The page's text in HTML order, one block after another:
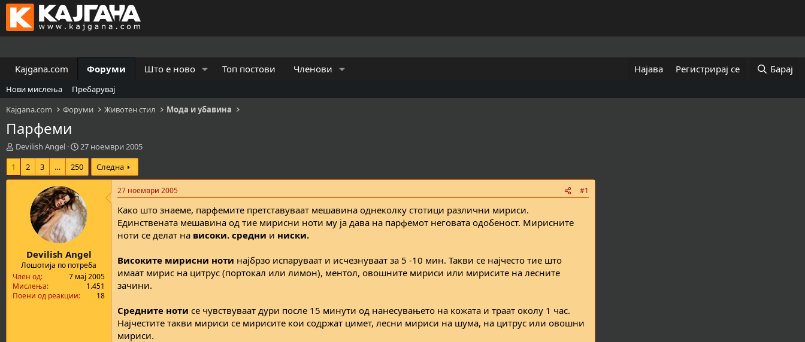
Kajgana.com Форуми Што е ново Топ постови Членови Најава Регистрирај се Барај
Нови мислења
Пребарувај
Kajgana.com
Форуми Животен стил Мода и убавина
Парфеми
К
р
а
а
т
а
Devilish Angel
В
р
е
м
н
а
з
а
о
ч
н
в
27 ноември 2005
1
2 3 … 250 Следна
Devilish Angel
Лошотија по потреба
Член од
7 мај 2005
Мислења
1.451
Поени од реакции
18
27 ноември 2005 #1
Како што знаеме, парфемите претставуваат мешавина однеколку стотици различни мириси.
Единствената мешавина од тие мирисни ноти му ја дава на парфемот неговата одобеност. Мирисните
ноти се делат на високи. средни и ниски.
Високите мирисни ноти најбрзо испаруваат и исчезнуваат за 5 -10 мин. Такви се најчесто тие што
имаат мирис на цитрус (портокал или лимон), ментол, овошните мириси или мирисите на лесните
зачини.
Средните ноти се чувствуваат дури после 15 минути од нанесувањето на кожата и траат околу 1 час.
Најчестите такви мириси се мирисите кои содржат цимет, лесни мириси на шума, на цитрус или овошни
мириси.